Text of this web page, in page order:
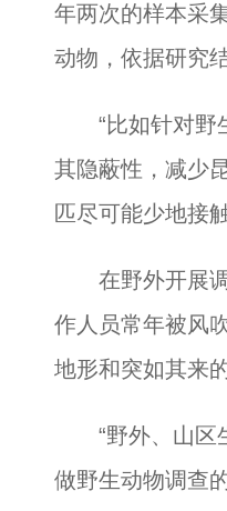
年两次的样本采
动物，依据研究
“比如针对野生
其隐蔽性，减少
匹尽可能少地接
在野外开展调
作人员常年被风
地形和突如其来
“野外、山区生
做野生动物调查